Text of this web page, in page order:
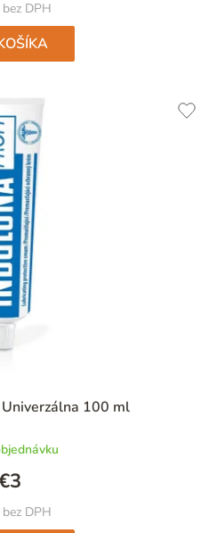
DPH
100 ml
hodnotenie
je
5,0
z
5 DPH